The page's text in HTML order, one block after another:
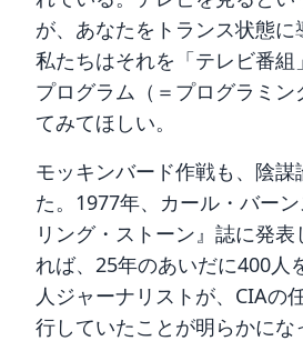
が、あなたをトランス状態に
私たちはそれを「テレビ番組
プログラム（＝プログラミン
てみてほしい。
モッキンバード作戦も、陰謀
た。1977年、カール・バー
リング・ストーン』誌に発表
れば、25年のあいだに400人
人ジャーナリストが、CIAの
行していたことが明らかに